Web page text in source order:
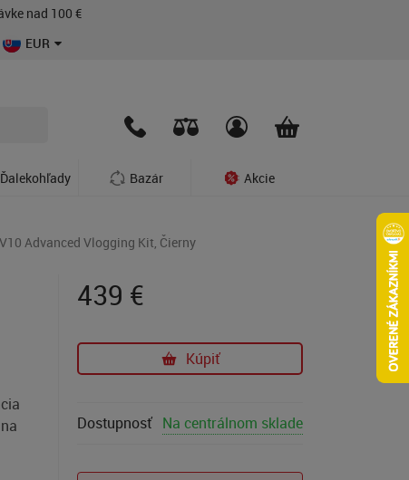
nad 100 €
EUR
Ďalekohľady Bazár Akcie
Advanced Vlogging Kit, Čierny
439 €
Kúpiť
Dostupnosť Na centrálnom sklade